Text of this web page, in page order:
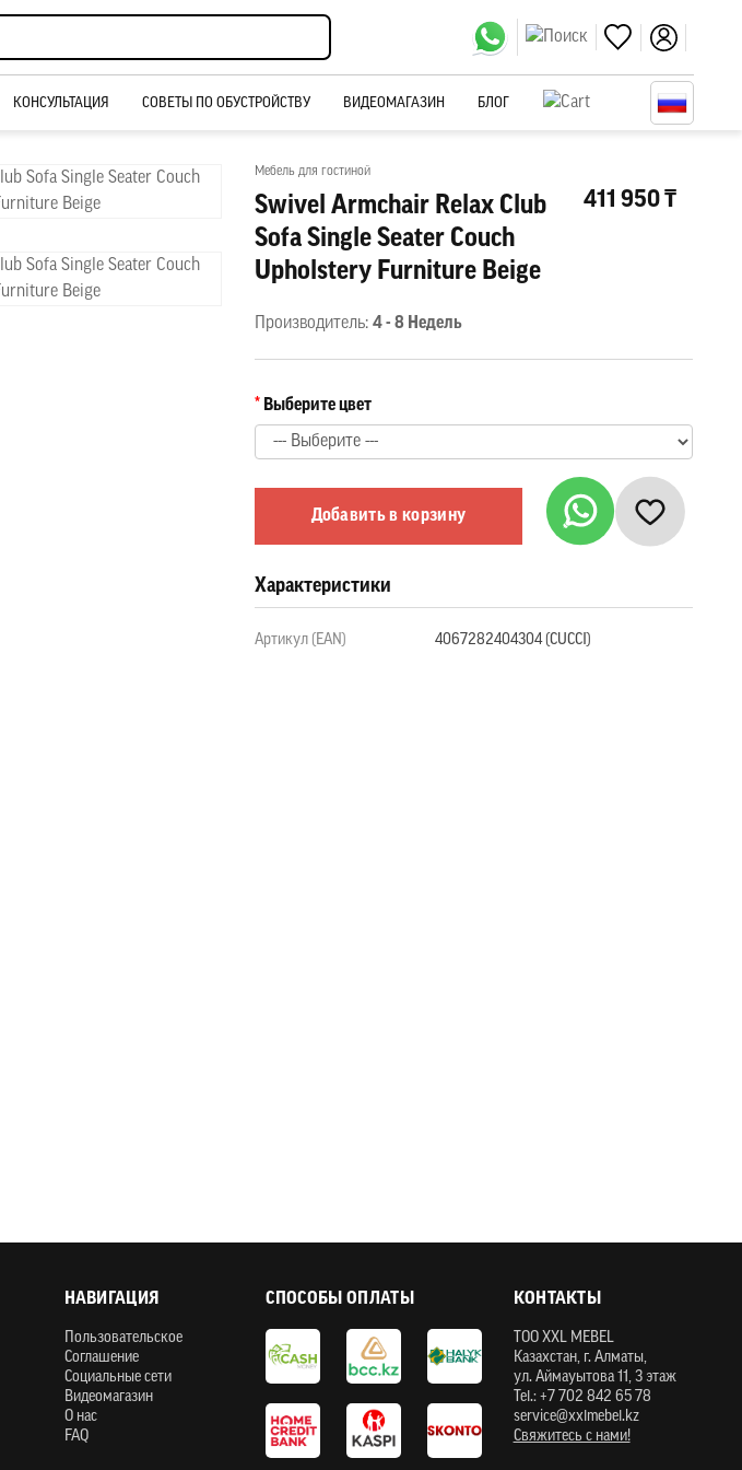
КОНСУЛЬТАЦИЯ СОВЕТЫ ПО ОБУСТРОЙСТВУ ВИДЕОМАГАЗИН БЛОГ
Мебель для гостиной
Swivel Armchair Relax Club
Sofa Single Seater Couch
Upholstery Furniture Beige
411 950 ₸
Производитель: 4 - 8 Недель
Выберите цвет
Добавить в корзину
Характеристики
Артикул (EAN) 4067282404304 (СUCCI)
НАВИГАЦИЯ
Пользовательское
Соглашение
Социальные сети
Видеомагазин
О нас
FAQ
СПОСОБЫ ОПЛАТЫ КОНТАКТЫ
ТOO XXL MEBEL
Казахстан, г. Алматы,
ул. Аймауытова 11, 3 этаж
Tel.: +7 702 842 65 78
service@xxlmebel.kz
Свяжитесь с нами!